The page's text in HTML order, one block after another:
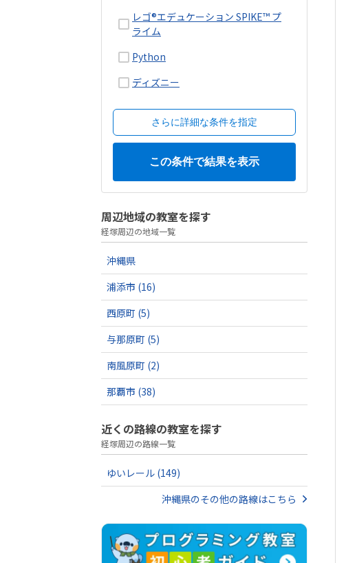
レゴ®エデュケーション SPIKE™ プ
ライム
Python
ディズニー
さらに詳細な条件を指定
周辺地域の教室を探す
経塚周辺の地域一覧
沖縄県
浦添市 (16)
西原町 (5)
与那原町 (5)
南風原町 (2)
那覇市 (38)
近くの路線の教室を探す
経塚周辺の路線一覧
ゆいレール (149)
沖縄県のその他の路線はこちら